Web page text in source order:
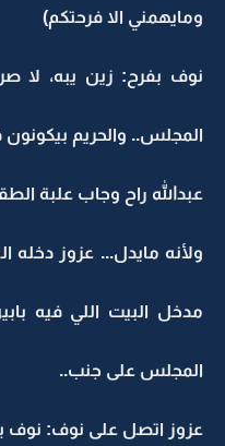
ومايهمني الا فرحتكم)
نوف بفرح: زين يبه، لا
المجلس.. والحريم بيكونون
عبدالله راح وجاب علبة
ولأنه مايدل... عزوز
مدخل البيت اللي فيه
المجلس على جنب..
عزوز اتصل على نوف: نوف